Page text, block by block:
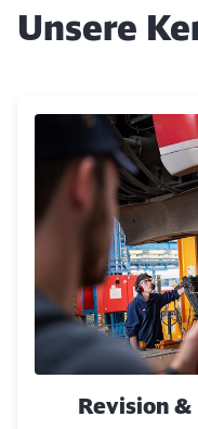
Unsere
Klicken, um den
Revision